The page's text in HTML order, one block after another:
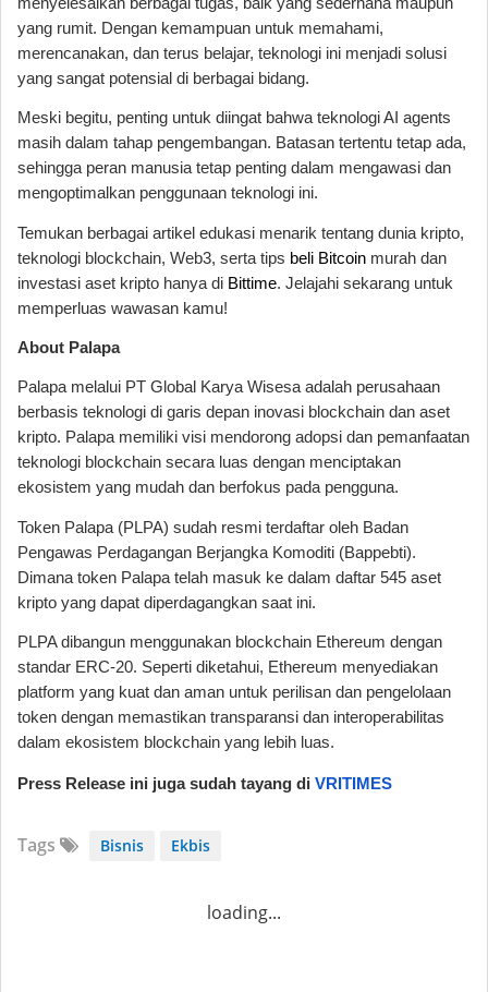
yang rumit. Dengan kemampuan untuk memahami,
merencanakan, dan terus belajar, teknologi ini menjadi solusi
yang sangat potensial di berbagai bidang.
Meski begitu, penting untuk diingat bahwa teknologi AI agents
masih dalam tahap pengembangan. Batasan tertentu tetap ada,
sehingga peran manusia tetap penting dalam mengawasi dan
mengoptimalkan penggunaan teknologi ini.
Temukan berbagai artikel edukasi menarik tentang dunia kripto,
teknologi blockchain, Web3, serta tips beli Bitcoin murah dan
investasi aset kripto hanya di Bittime. Jelajahi sekarang untuk
memperluas wawasan kamu!
About Palapa
Palapa melalui PT Global Karya Wisesa adalah perusahaan
berbasis teknologi di garis depan inovasi blockchain dan aset
kripto. Palapa memiliki visi mendorong adopsi dan pemanfaatan
teknologi blockchain secara luas dengan menciptakan
ekosistem yang mudah dan berfokus pada pengguna.
Token Palapa (PLPA) sudah resmi terdaftar oleh Badan
Pengawas Perdagangan Berjangka Komoditi (Bappebti).
Dimana token Palapa telah masuk ke dalam daftar 545 aset
kripto yang dapat diperdagangkan saat ini.
PLPA dibangun menggunakan blockchain Ethereum dengan
standar ERC-20. Seperti diketahui, Ethereum menyediakan
platform yang kuat dan aman untuk perilisan dan pengelolaan
token dengan memastikan transparansi dan interoperabilitas
dalam ekosistem blockchain yang lebih luas.
Press Release ini juga sudah tayang di VRITIMES
Tags Bisnis Ekbis
loading...